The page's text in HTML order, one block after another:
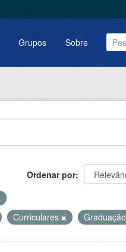
Grupos Sobre
Ordenar por
Curriculares Graduação